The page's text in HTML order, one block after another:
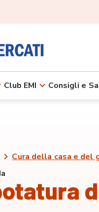
Club EMI Consigli e
Cura della casa e del